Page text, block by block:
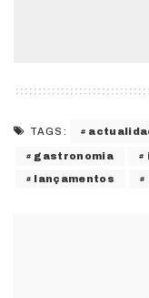
TAGS:
gastronomia
lançamentos